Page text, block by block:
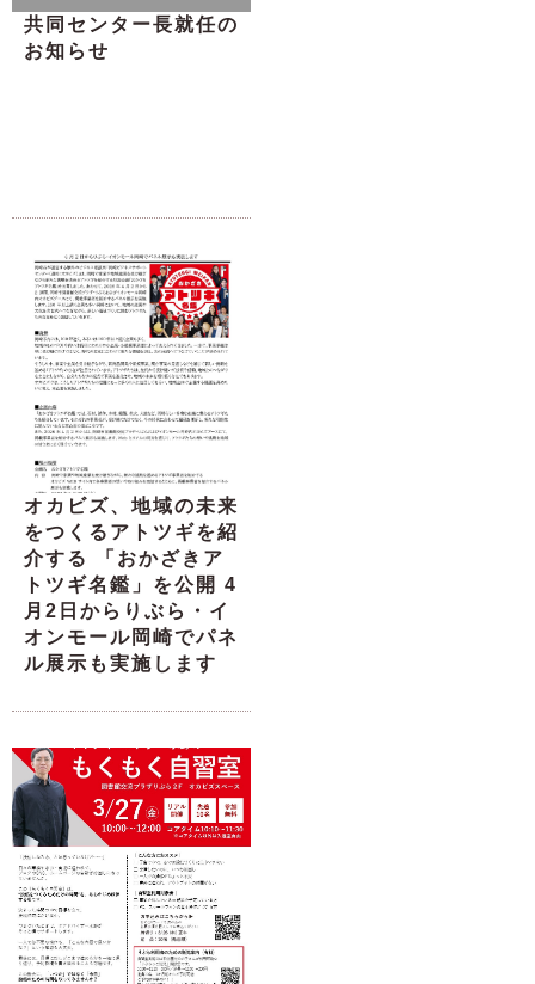
共同センター長就任の
お知らせ
オカビズ、地域の未来
をつくるアトツギを紹
介する 「おかざきア
トツギ名鑑」を公開 4
月2日からりぶら・イ
オンモール岡崎でパネ
ル展示も実施します